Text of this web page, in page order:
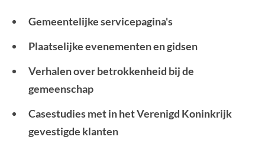
Gemeentelijke servicepagina's
Plaatselijke evenementen en gidsen
Verhalen over betrokkenheid bij de
gemeenschap
Casestudies met in het Verenigd Koninkrijk
gevestigde klanten